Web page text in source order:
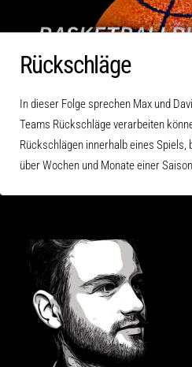
Rückschläge
In dieser Folge sprechen Max und
Teams Rückschläge verarbeiten
Rückschlägen innerhalb eines
über Wochen und Monate einer